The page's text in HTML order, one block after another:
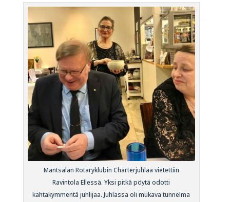
Mäntsälän Rotaryklubin Charterjuhlaa vietettiin
Ravintola Ellessä. Yksi pitkä pöytä odotti
kahtakymmentä juhlijaa. Juhlassa oli mukava tunnelma